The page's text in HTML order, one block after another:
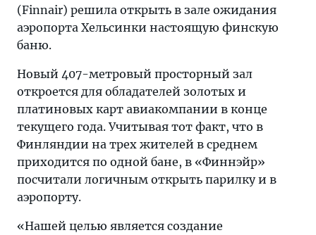
(Finnair) решила открыть в зале ожидания
аэропорта Хельсинки настоящую финскую
баню.
Новый 407-метровый просторный зал
откроется для обладателей золотых и
платиновых карт авиакомпании в конце
текущего года. Учитывая тот факт, что в
Финляндии на трех жителей в среднем
приходится по одной бане, в «Финнэйр»
посчитали логичным открыть парилку и в
аэропорту.
«Нашей целью является создание